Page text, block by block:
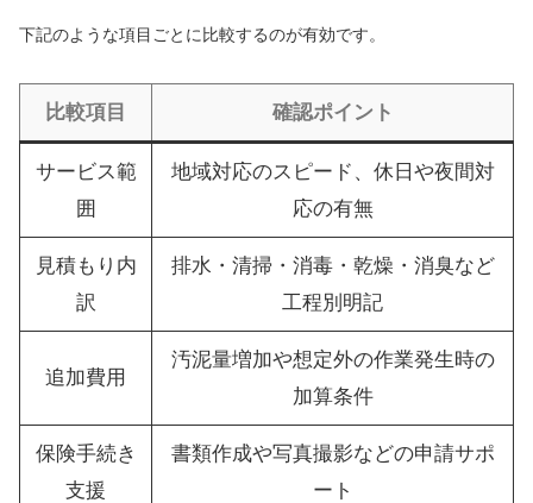
下記のような項目ごとに比較するのが有効です。
比較項目 確認ポイント
サービス範
囲
地域対応のスピード、休日や夜間対
応の有無
見積もり内
訳
排水・清掃・消毒・乾燥・消臭など
工程別明記
追加費用
汚泥量増加や想定外の作業発生時の
加算条件
保険手続き
支援
書類作成や写真撮影などの申請サポ
ート